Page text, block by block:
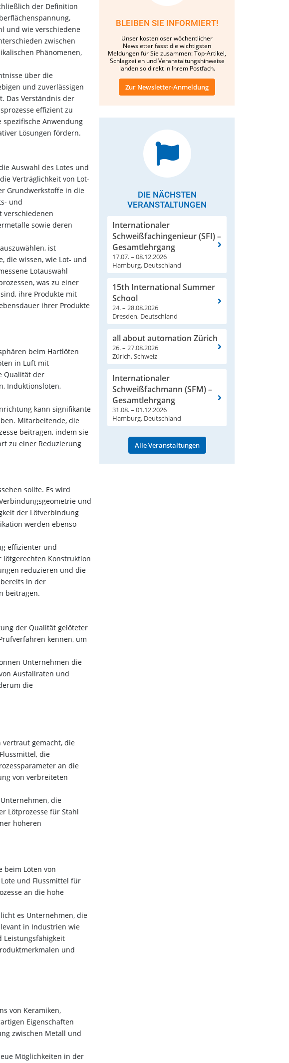
der Definition
und wie verschiedene
zwischen
Phänomenen,
über die
und zuverlässigen
Das Verständnis der
effizient zu
spezifische Anwendung
Lösungen fördern.
Auswahl des Lotes und
Verträglichkeit von Lot-
Grundwerkstoffe in die
und
verschiedenen
sowie deren
ist
die wissen, wie Lot- und
Lotauswahl
was zu einer
ihre Produkte mit
ihrer Produkte
beim Hartlöten
in Luft mit
Qualität der
Induktionslöten,
kann signifikante
Mitarbeitende, die
beitragen, indem sie
zu einer Reduzierung
sollte. Es wird
und
der Lötverbindung
werden ebenso
effizienter und
Konstruktion
reduzieren und die
in der
beitragen.
der Qualität gelöteter
kennen, um
Unternehmen die
Ausfallraten und
die
gemacht, die
die
an die
von verbreiteten
die
Lötprozesse für Stahl
höheren
beim Löten von
und Flussmittel für
an die hohe
es Unternehmen, die
in Industrien wie
Leistungsfähigkeit
und
von Keramiken,
Eigenschaften
zwischen Metall und
Möglichkeiten in der
BLEIBEN SIE INFORMIERT!
Unser kostenloser wöchentlicher
Newsletter fasst die wichtigsten
Meldungen für Sie zusammen: Top-Artikel,
Schlagzeilen und Veranstaltungshinweise
landen so direkt in Ihrem Postfach.
Zur Newsletter-Anmeldung
DIE NÄCHSTEN
VERANSTALTUNGEN
Internationaler
Schweißfachingenieur (SFI) –
Gesamtlehrgang
17.07. – 08.12.2026
Hamburg, Deutschland
15th International Summer
School
24. – 28.08.2026
Dresden, Deutschland
all about automation Zürich
26. – 27.08.2026
Zürich, Schweiz
Internationaler
Schweißfachmann (SFM) –
Gesamtlehrgang
31.08. – 01.12.2026
Hamburg, Deutschland
Alle Veranstaltungen